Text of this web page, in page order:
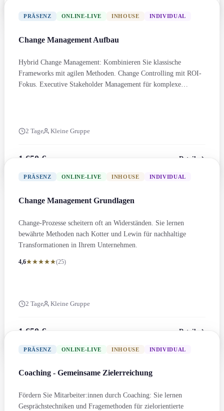
PRÄSENZ ONLINE-LIVE INHOUSE INDIVIDUAL
Change Management Aufbau
Hybrid Change Management: Kombinieren Sie klassische
Frameworks mit agilen Methoden. Change Controlling mit ROI-
Fokus. Executive Stakeholder Management für komplexe
2 Tage Kleine Gruppe
1.650 € Details
PRÄSENZ ONLINE-LIVE INHOUSE INDIVIDUAL
Change Management Grundlagen
Change-Prozesse scheitern oft an Widerständen. Sie lernen
bewährte Methoden nach Kotter und Lewin für nachhaltige
Transformation­en in Ihrem Unternehmen.
4,6 (25)
2 Tage Kleine Gruppe
1.650 € Details
PRÄSENZ ONLINE-LIVE INHOUSE INDIVIDUAL
Coaching - Gemeinsame Zielerreichung
Fördern Sie Mitarbeiter:innen durch Coaching: Sie lernen
Gesprächs­techniken und Frage­methoden für zielorientierte